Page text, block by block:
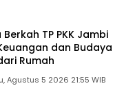
TP PKK Jambi
dan Budaya
Rumah
Agustus 5 2026 21:55 WIB